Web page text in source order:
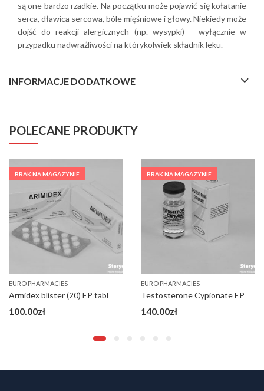
są one bardzo rzadkie. Na początku może pojawić się kołatanie
serca, dławica sercowa, bóle mięśniowe i głowy. Niekiedy może
dojść do reakcji alergicznych (np. wysypki) – wyłącznie w
przypadku nadwrażliwości na którykolwiek składnik leku.
INFORMACJE DODATKOWE
POLECANE PRODUKTY
BRAK NA MAGAZYNIE
EURO PHARMACIES
Armidex blister (20) EP tabl
100.00zł
BRAK NA MAGAZYNIE
EURO PHARMACIES
Testosterone Cypionate EP
140.00zł